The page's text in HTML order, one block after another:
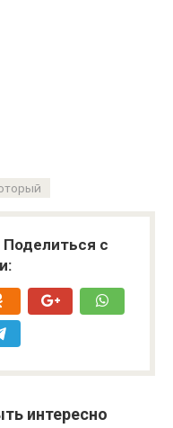
Поделиться с
интересно